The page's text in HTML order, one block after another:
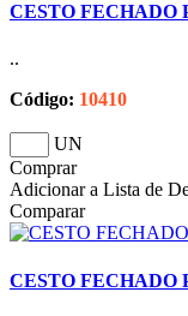
CESTO FECHADO
..
Código: 10410
UN
Comprar
Adicionar a Lista de
Comparar
CESTO FECHADO